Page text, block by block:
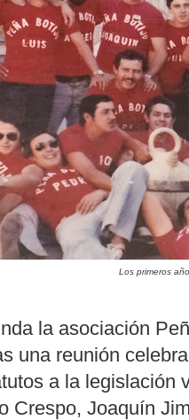
Los primeros
la asociación
una reunión
a la legislación
Crespo, Joaquín